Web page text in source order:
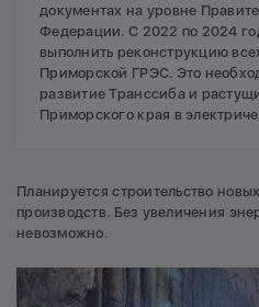
документах на уровне
Федерации. С 2022 по 2024
выполнить реконструкцию
Приморской ГРЭС. Это
развитие Транссиба и
Приморского края в
Планируется строительство
производств. Без увеличения
невозможно.